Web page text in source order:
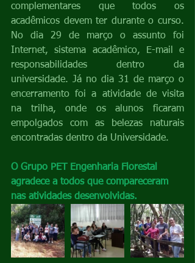
complementares que todos os
acadêmicos devem ter durante o curso.
No dia 29 de março o assunto foi
Internet, sistema acadêmico, E-mail e
responsabilidades dentro da
universidade. Já no dia 31 de março o
encerramento foi a atividade de visita
na trilha, onde os alunos ficaram
empolgados com as belezas naturais
encontradas dentro da Universidade.
O Grupo PET Engenharia Florestal
agradece a todos que compareceram
nas atividades desenvolvidas.